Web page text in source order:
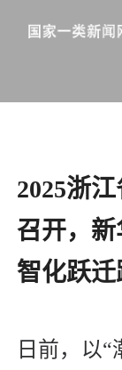
2025浙
召开，
智化跃迁
日前，以